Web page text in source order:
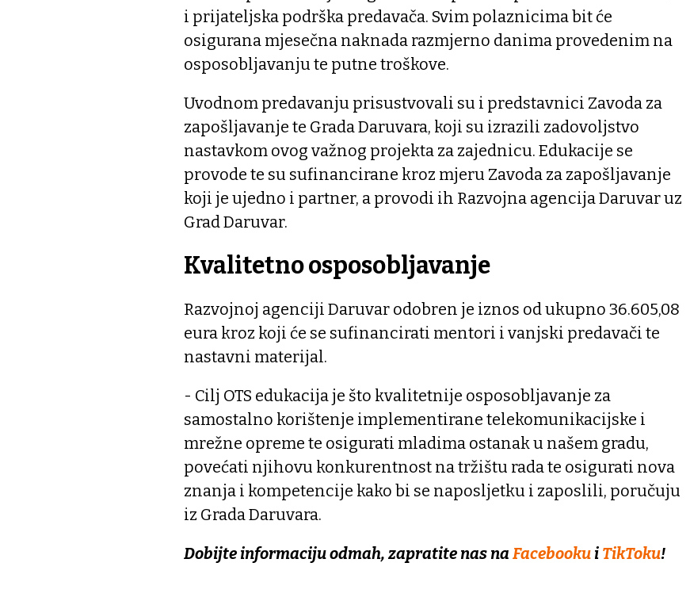
i prijateljska podrška predavača. Svim polaznicima bit će
osigurana mjesečna naknada razmjerno danima provedenim na
osposobljavanju te putne troškove.
Uvodnom predavanju prisustvovali su i predstavnici Zavoda za
zapošljavanje te Grada Daruvara, koji su izrazili zadovoljstvo
nastavkom ovog važnog projekta za zajednicu. Edukacije se
provode te su sufinancirane kroz mjeru Zavoda za zapošljavanje
koji je ujedno i partner, a provodi ih Razvojna agencija Daruvar uz
Grad Daruvar.
Kvalitetno osposobljavanje
Razvojnoj agenciji Daruvar odobren je iznos od ukupno 36.605,08
eura kroz koji će se sufinancirati mentori i vanjski predavači te
nastavni materijal.
- Cilj OTS edukacija je što kvalitetnije osposobljavanje za
samostalno korištenje implementirane telekomunikacijske i
mrežne opreme te osigurati mladima ostanak u našem gradu,
povećati njihovu konkurentnost na tržištu rada te osigurati nova
znanja i kompetencije kako bi se naposljetku i zaposlili, poručuju
iz Grada Daruvara.
Dobijte informaciju odmah, zapratite nas na Facebooku i TikToku!